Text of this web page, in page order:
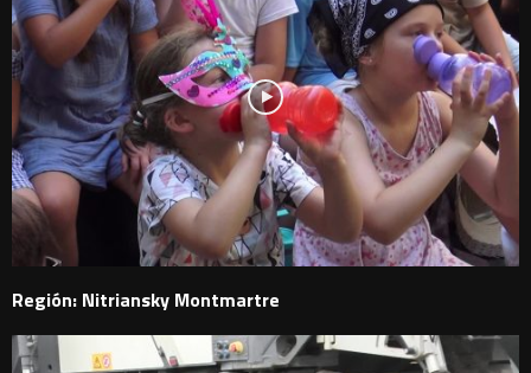
Región: Nitriansky Montmartre